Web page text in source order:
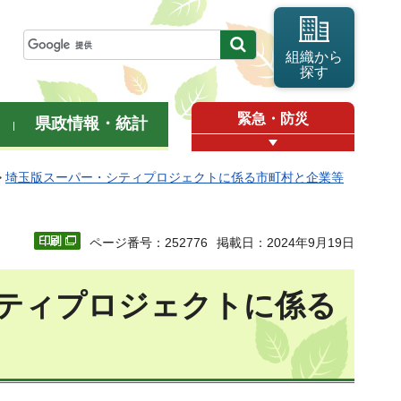
組織から
探す
県政情報・統計 緊急・防災
埼玉版スーパー・シティプロジェクトに係る市町村と企業等
ページ番号：252776 掲載日：2024年9月19日
ィプロジェクトに係る